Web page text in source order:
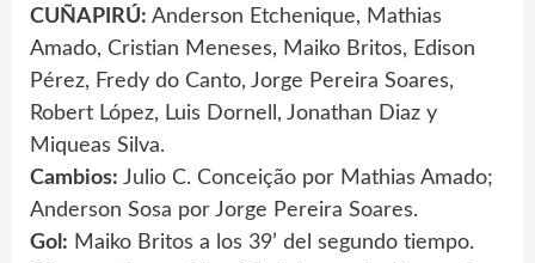
CUÑAPIRÚ: Anderson Etchenique, Mathias
Amado, Cristian Meneses, Maiko Britos, Edison
Pérez, Fredy do Canto, Jorge Pereira Soares,
Robert López, Luis Dornell, Jonathan Diaz y
Miqueas Silva.
Cambios: Julio C. Conceição por Mathias Amado;
Anderson Sosa por Jorge Pereira Soares.
Gol: Maiko Britos a los 39’ del segundo tiempo.